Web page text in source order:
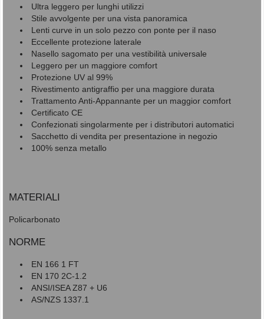
Ultra leggero per lunghi utilizzi
Stile avvolgente per una vista panoramica
Lenti curve in un solo pezzo con ponte per il naso
Eccellente protezione laterale
Nasello sagomato per una vestibilità universale
Leggero per un maggiore comfort
Protezione UV al 99%
Rivestimento antigraffio per una maggiore durata
Trattamento Anti-Appannante per un maggior comfort
Certificato CE
Confezionati singolarmente per i distributori automatici
Sacchetto di vendita per presentazione in negozio
100% senza metallo
MATERIALI
Policarbonato
NORME
EN 166 1 FT
EN 170 2C-1.2
ANSI/ISEA Z87 + U6
AS/NZS 1337.1